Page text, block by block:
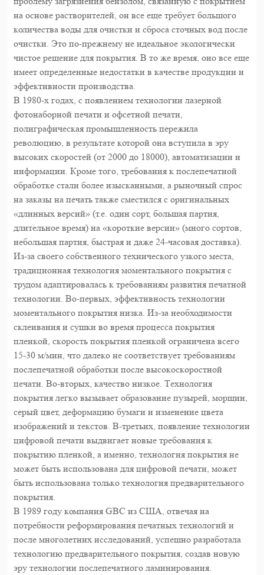
на основе растворителей, он все еще требует большого
количества воды для очистки и сброса сточных вод после
очистки. Это по-прежнему не идеальное экологически
чистое решение для покрытия. В то же время, оно все еще
имеет определенные недостатки в качестве продукции и
эффективности производства.
В 1980-х годах, с появлением технологии лазерной
фотонаборной печати и офсетной печати,
полиграфическая промышленность пережила
революцию, в результате которой она вступила в эру
высоких скоростей (от 2000 до 18000), автоматизации и
информации. Кроме того, требования к послепечатной
обработке стали более изысканными, а рыночный спрос
на заказы на печать также сместился с оригинальных
«длинных версий» (т.е. один сорт, большая партия,
длительное время) на «короткие версии» (много сортов,
небольшая партия, быстрая и даже 24-часовая доставка).
Из-за своего собственного технического узкого места,
традиционная технология моментального покрытия с
трудом адаптировалась к требованиям развития печатной
технологии. Во-первых, эффективность технологии
моментального покрытия низка. Из-за необходимости
склеивания и сушки во время процесса покрытия
пленкой, скорость покрытия пленкой ограничена всего
15-30 м/мин, что далеко не соответствует требованиям
послепечатной обработки после высокоскоростной
печати. Во-вторых, качество низкое. Технология
покрытия легко вызывает образование пузырей, морщин,
серый цвет, деформацию бумаги и изменение цвета
изображений и текстов. В-третьих, появление технологии
цифровой печати выдвигает новые требования к
покрытию пленкой, а именно, технология покрытия не
может быть использована для цифровой печати, может
быть использована только технология предварительного
покрытия.
В 1989 году компания GBC из США, отвечая на
потребности реформирования печатных технологий и
после многолетних исследований, успешно разработала
технологию предварительного покрытия, создав новую
эру технологии послепечатного ламинирования.